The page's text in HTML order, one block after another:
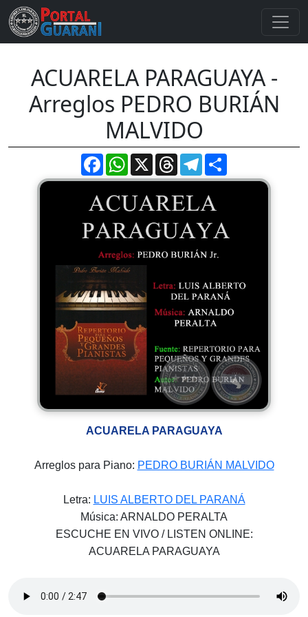
ACUARELA PARAGUAYA -
Arreglos PEDRO BURIÁN
MALVIDO
FacebookWhatsApp
X ThreadsTelegram
ACUARELA PARAGUAYA
Arreglos para Piano: PEDRO BURIÁN MALVIDO
Letra: LUIS ALBERTO DEL PARANÁ
Música: ARNALDO PERALTA
ESCUCHE EN VIVO / LISTEN ONLINE:
ACUARELA PARAGUAYA